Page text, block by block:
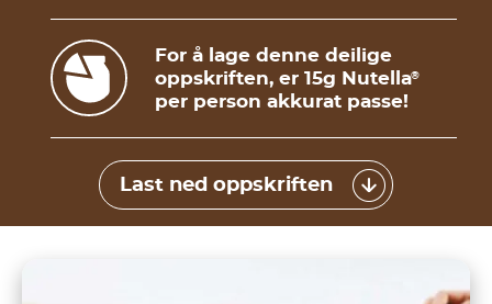
For å lage denne deilige
oppskriften, er 15g Nutella®
per person akkurat passe!
Last ned oppskriften